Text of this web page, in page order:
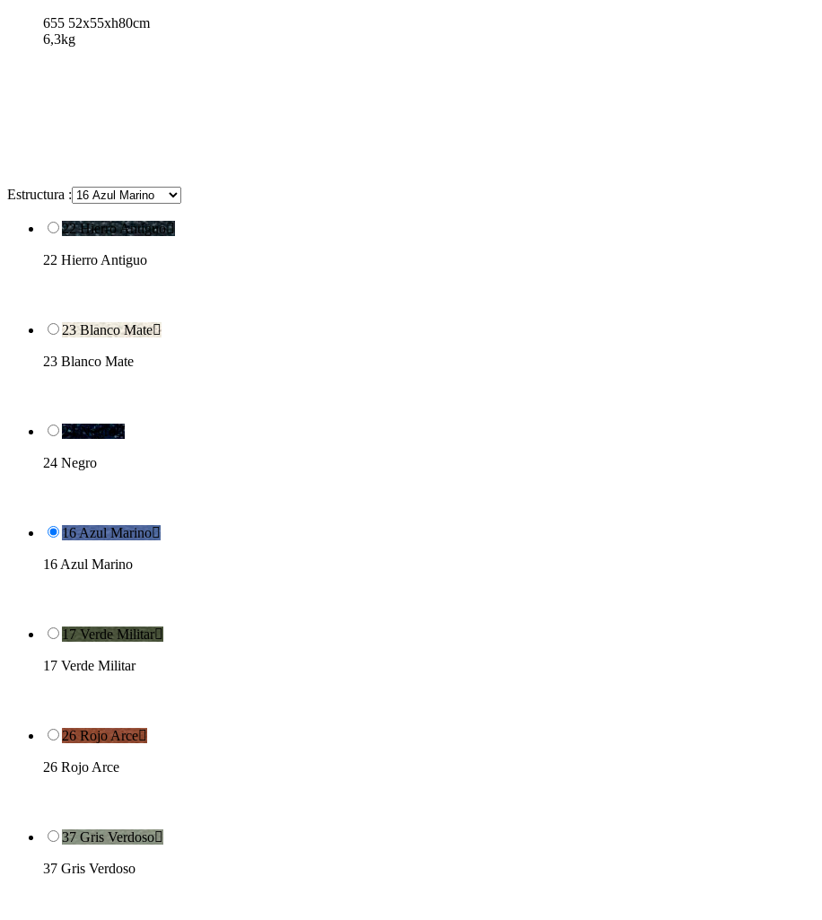
655 52x55xh80cm
6,3kg
Estructura :
22 Hierro Antiguo
22 Hierro Antiguo
23 Blanco Mate
23 Blanco Mate
24 Negro
24 Negro
16 Azul Marino
16 Azul Marino
17 Verde Militar
17 Verde Militar
26 Rojo Arce
26 Rojo Arce
37 Gris Verdoso
37 Gris Verdoso